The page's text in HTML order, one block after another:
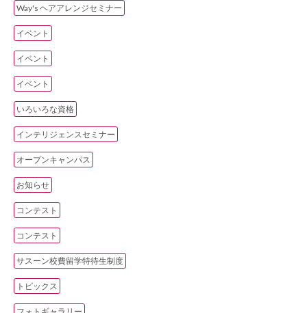
Way's ヘアアレンジセミナー
イベント
イベント
イベント
いろいろな資格
インテリジェンスセミナー
オープンキャンパス
お知らせ
コンテスト
コンテスト
サスーン校費留学特待生制度
トピックス